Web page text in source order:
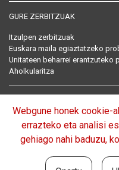
GURE ZERBITZUAK
Itzulpen zerbitzuak
Euskara maila egiaztatzeko
Unitateen beharrei erantzuteko
Aholkularitza
Arautegia
Webgune honek cookie-
errazteko eta analisi
gehiago nahi baduzu,